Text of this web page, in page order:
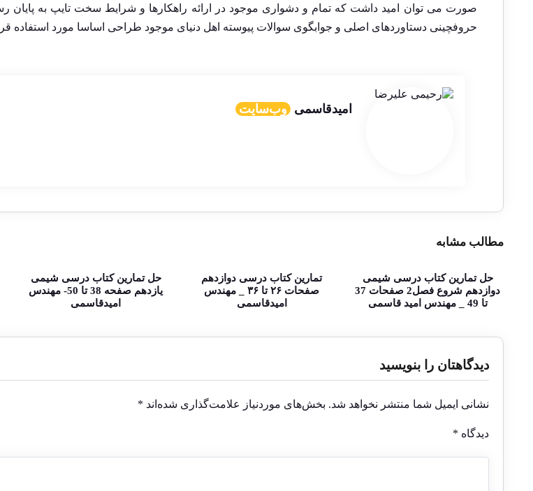
صورت می توان امید داشت که تمام و دشواری موجود در ارائه راهکارها و شرایط سخت تایپ به پایان
حروفچینی دستاوردهای اصلی و جوابگوی سوالات پیوسته اهل دنیای موجود طراحی اساسا مورد استفاده
امیدقاسمی وب‌سایت
مطالب مشابه
حل تمارین کتاب درسی شیمی
دوازدهم شروع فصل2 صفحات 37
تا 49 _ مهندس امید قاسمی
تمارین کتاب درسی دوازدهم
صفحات ۲۶ تا ۳۶ _ مهندس
امیدقاسمی
حل تمارین کتاب درسی شیمی
یازدهم صفحه 38 تا 50- مهندس
امیدقاسمی
دیدگاهتان را بنویسید
نشانی ایمیل شما منتشر نخواهد شد. بخش‌های موردنیاز علامت‌گذاری شده‌اند *
دیدگاه *